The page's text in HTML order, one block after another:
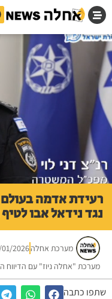
רעידת אדמה
נגד נידאל אבו לטיף
מערכת אחלה01/2026
מערכת "אחלה ניוז" עם הדיווח
שתפו כתבה